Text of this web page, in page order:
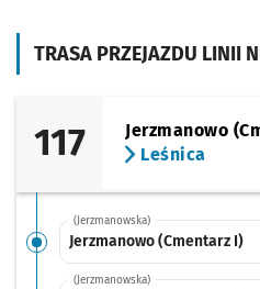
TRASA PRZEJAZDU LINII
117
Jerzmanowo
Leśnica
(Jerzmanowska)
Jerzmanowo (Cmentarz I)
(Jerzmanowska)